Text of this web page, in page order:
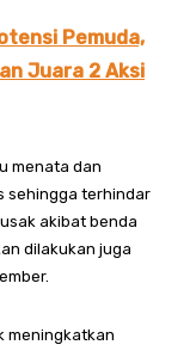
Pemuda,
Juara 2 Aksi
menata dan
sehingga terhindar
akibat benda
dilakukan juga
meningkatkan